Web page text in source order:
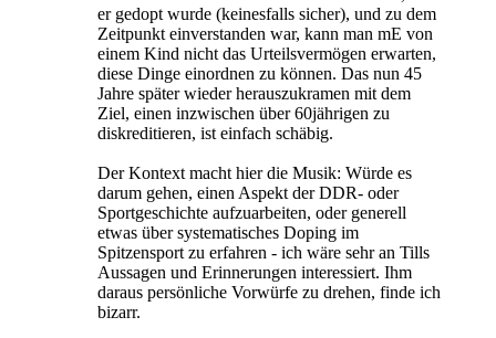
er gedopt wurde (keinesfalls sicher), und zu dem
Zeitpunkt einverstanden war, kann man mE von
einem Kind nicht das Urteilsvermögen erwarten,
diese Dinge einordnen zu können. Das nun 45
Jahre später wieder herauszukramen mit dem
Ziel, einen inzwischen über 60jährigen zu
diskreditieren, ist einfach schäbig.
Der Kontext macht hier die Musik: Würde es
darum gehen, einen Aspekt der DDR- oder
Sportgeschichte aufzuarbeiten, oder generell
etwas über systematisches Doping im
Spitzensport zu erfahren - ich wäre sehr an Tills
Aussagen und Erinnerungen interessiert. Ihm
daraus persönliche Vorwürfe zu drehen, finde ich
bizarr.